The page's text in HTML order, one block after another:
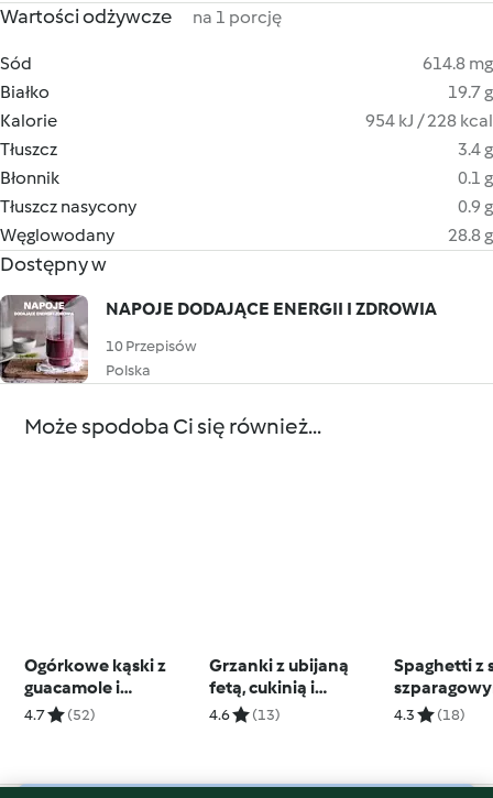
Wartości odżywcze na 1 porcję
Sód
614.8 mg
Białko
19.7 g
Kalorie
954 kJ / 228 kcal
Tłuszcz
3.4 g
Błonnik
0.1 g
Tłuszcz nasycony
0.9 g
Węglowodany
28.8 g
Dostępny w
NAPOJE DODAJĄCE ENERGII I ZDROWIA
10 Przepisów
Polska
Może spodoba Ci się również...
Ogórkowe kąski z
guacamole i
krewetkami
4.7 (52)
Grzanki z ubijaną
fetą, cukinią i
suszonymi
4.6 (13)
Spaghetti z
4.3 (18)